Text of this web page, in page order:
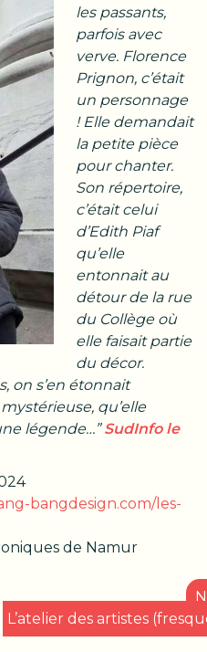
les passants,
parfois avec
verve. Florence
Prignon, c’était
un personnage
! Elle demandait
la petite pièce
pour chanter.
Son répertoire,
c’était celui
d’Edith Piaf
qu’elle
entonnait au
détour de la rue
du Collège où
elle faisait partie
du décor.
on s’en étonnait
qu’elle
légende…”SudInfo le
bangdesign.com/les-
de Namur
L’atelier des artistes